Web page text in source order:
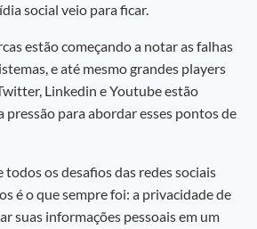
social veio para ficar.
estão começando a notar as falhas
e até mesmo grandes players
Linkedin e Youtube estão
pressão para abordar esses pontos de
todos os desafios das redes sociais
é o que sempre foi: a privacidade de
suas informações pessoais em um